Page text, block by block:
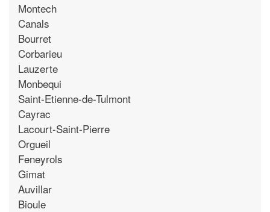
Montech
Canals
Bourret
Corbarieu
Lauzerte
Monbequi
Saint-Etienne-de-Tulmont
Cayrac
Lacourt-Saint-Pierre
Orgueil
Feneyrols
Gimat
Auvillar
Bioule